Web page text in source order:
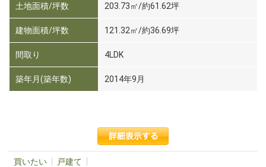
土地面積/坪数 203.73㎡/約61.62坪
建物面積/坪数 121.32㎡/約36.69坪
間取り 4LDK
築年月(築年数) 2014年9月
買いたい 戸建て